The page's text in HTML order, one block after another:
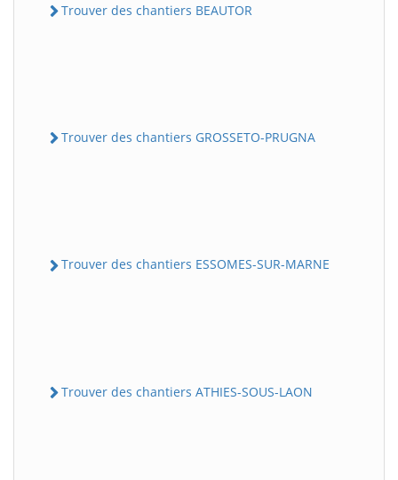
Trouver des chantiers BEAUTOR
Trouver des chantiers GROSSETO-PRUGNA
Trouver des chantiers ESSOMES-SUR-MARNE
Trouver des chantiers ATHIES-SOUS-LAON